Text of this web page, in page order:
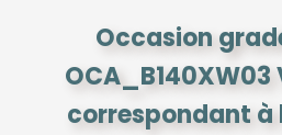
Occasion
correspondant à